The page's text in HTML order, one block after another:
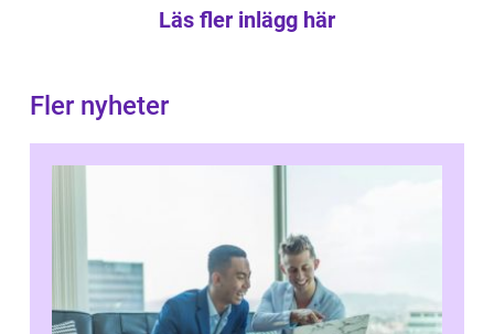
Läs fler inlägg här
Fler nyheter